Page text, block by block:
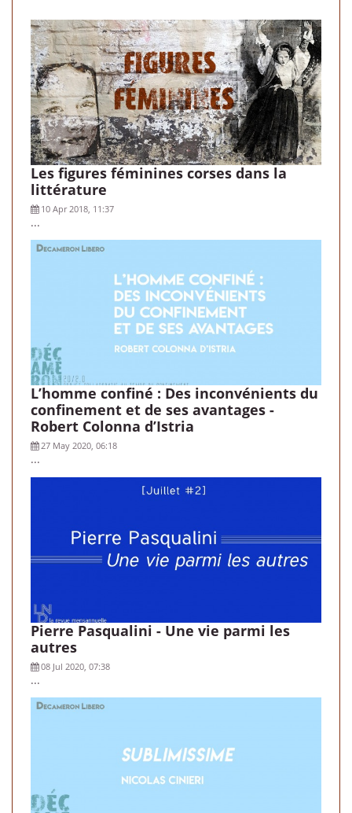
Les figures féminines corses dans la
littérature
10 Apr 2018, 11:37
...
L’homme confiné : Des inconvénients du
confinement et de ses avantages -
Robert Colonna d’Istria
27 May 2020, 06:18
...
Pierre Pasqualini - Une vie parmi les
autres
08 Jul 2020, 07:38
...